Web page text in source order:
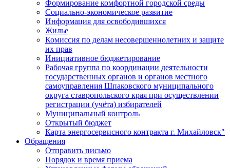
Формирование комфортной городской среды
Социально-экономическое развитие
Информация для освободившихся
Жилье
Комиссия по делам несовершеннолетних и защите
их прав
Инициативное бюджетирование
Рабочая группа по координации деятельности
государственных органов и органов местного
самоуправления Шпаковского муниципального
округа ставропольского края при осуществлении
регистрации (учёта) избирателей
Муниципальный контроль
Открытый бюджет
Карта энергосервисного контракта г. Михайловск"
Обращения
Отправить письмо
Порядок и время приема